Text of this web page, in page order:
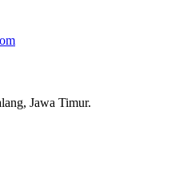
Jawa Timur.